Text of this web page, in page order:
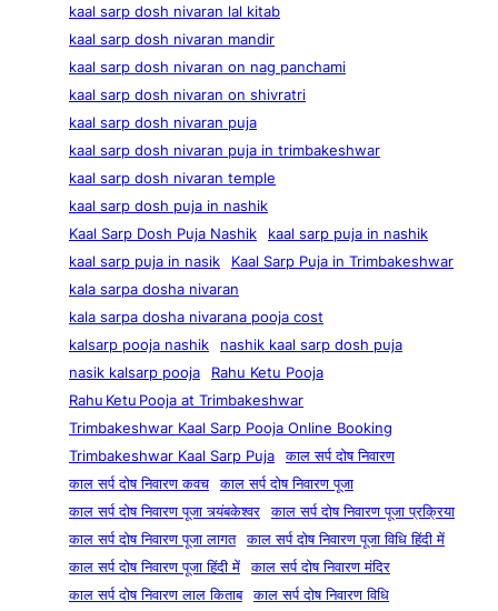
kaal sarp dosh nivaran lal kitab
kaal sarp dosh nivaran mandir
kaal sarp dosh nivaran on nag panchami
kaal sarp dosh nivaran on shivratri
kaal sarp dosh nivaran puja
kaal sarp dosh nivaran puja in trimbakeshwar
kaal sarp dosh nivaran temple
kaal sarp dosh puja in nashik
Kaal Sarp Dosh Puja Nashik
kaal sarp puja in nashik
kaal sarp puja in nasik
Kaal Sarp Puja in Trimbakeshwar
kala sarpa dosha nivaran
kala sarpa dosha nivarana pooja cost
kalsarp pooja nashik
nashik kaal sarp dosh puja
nasik kalsarp pooja
Rahu Ketu Pooja
Rahu Ketu Pooja at Trimbakeshwar
Trimbakeshwar Kaal Sarp Pooja Online Booking
Trimbakeshwar Kaal Sarp Puja
काल सर्प दोष निवारण
काल सर्प दोष निवारण कवच
काल सर्प दोष निवारण पूजा
काल सर्प दोष निवारण पूजा त्र्यंबकेश्वर
काल सर्प दोष निवारण पूजा प्रक्रिया
काल सर्प दोष निवारण पूजा लागत
काल सर्प दोष निवारण पूजा विधि हिंदी में
काल सर्प दोष निवारण पूजा हिंदी में
काल सर्प दोष निवारण मंदिर
काल सर्प दोष निवारण लाल किताब
काल सर्प दोष निवारण विधि